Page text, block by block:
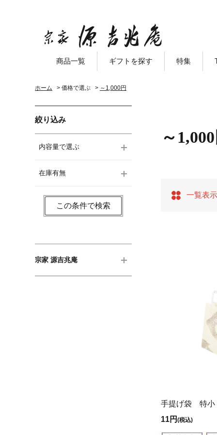
商品一覧 ギフトを探す 特集
ホーム > 価格で選ぶ > ～1,000円
絞り込み
内容量で選ぶ
在庫有無
この条件で検索
宗家 源吉兆庵
～
一覧表示
手提げ袋 特小
11円 (税込)